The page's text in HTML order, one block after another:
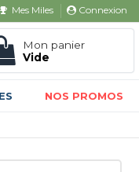
Mes Miles Connexion
Mon panier
Vide
NOS PROMOS